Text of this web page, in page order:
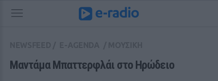
Μαντάμα Μπαττερφλάι στο Ηρώδειο